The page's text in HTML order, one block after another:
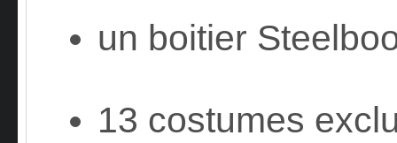
un boitier
13 costumes